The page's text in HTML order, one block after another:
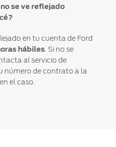
se ve reflejado
en tu cuenta de Ford
hábiles. Si no se
al servicio de
número de contrato a la
el caso.